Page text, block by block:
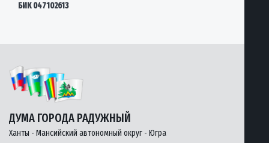
БИК 047102613
ДУМА ГОРОДА РАДУЖНЫЙ
Ханты - Мансийский автономный округ - Югра